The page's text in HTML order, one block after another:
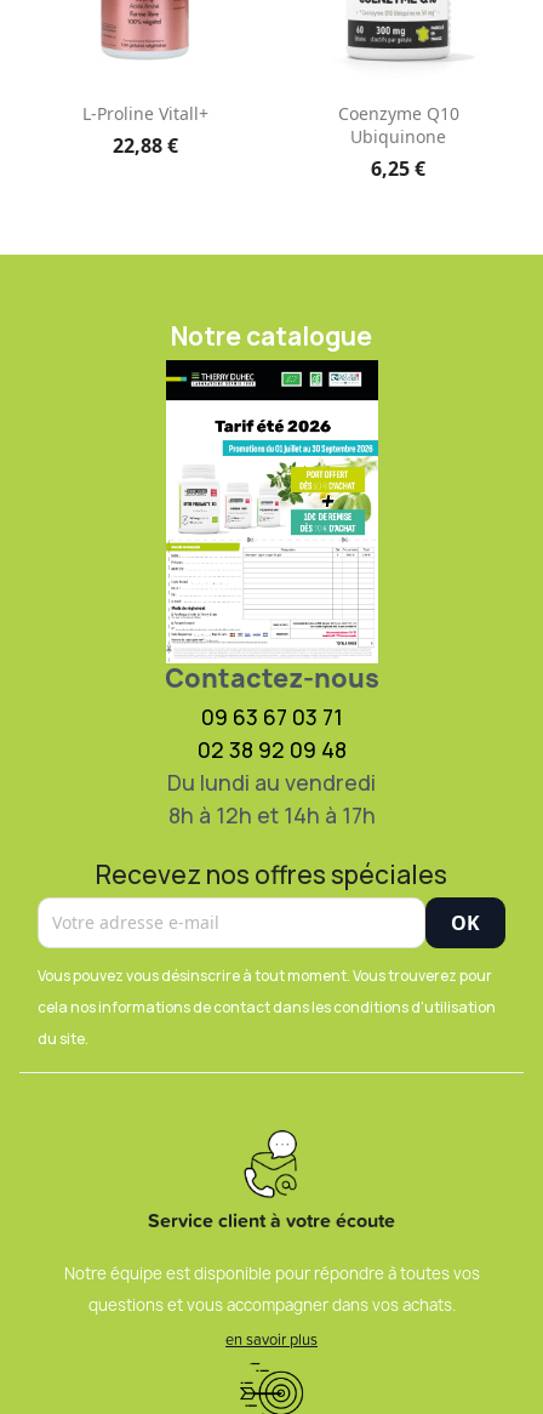
L-Proline Vitall+
22,88 €
Coenzyme Q10
Ubiquinone
6,25 €
Notre catalogue
Contactez-nous
09 63 67 03 71
02 38 92 09 48
Du lundi au vendredi
8h à 12h et 14h à 17h
Recevez nos offres spéciales
Vous pouvez vous désinscrire à tout moment. Vous trouverez pour
cela nos informations de contact dans les conditions d'utilisation
du site.
Service client à votre écoute
Notre équipe est disponible pour répondre à toutes vos
questions et vous accompagner dans vos achats.
en savoir plus